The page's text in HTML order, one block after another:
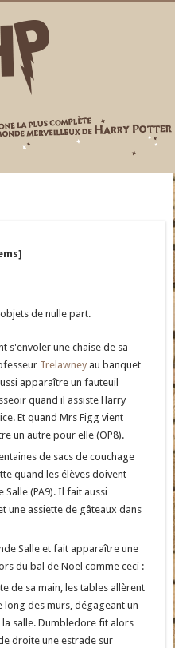
de nulle part.
s'envoler une chaise de sa
Trelawney au banquet
apparaître un fauteuil
quand il assiste Harry
Et quand Mrs Figg vient
un autre pour elle (OP8).
de sacs de couchage
quand les élèves doivent
Salle (PA9). Il fait aussi
une assiette de gâteaux dans
Salle et fait apparaître une
du bal de Noël comme ceci :
de sa main, les tables allèrent
des murs, dégageant un
la salle. Dumbledore fit alors
droite une estrade sur